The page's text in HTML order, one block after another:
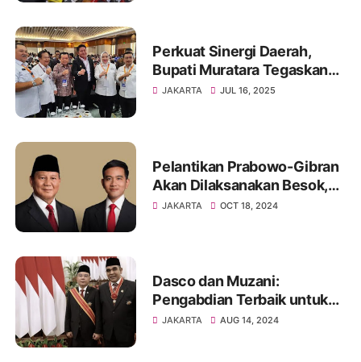
Perkuat Sinergi Daerah,
Bupati Muratara Tegaskan
Komitmen Dukung Agenda
JAKARTA JUL 16, 2025
Pelantikan Prabowo-Gibran
Akan Dilaksanakan Besok,
Berikut Susunan Kegiatan
JAKARTA OCT 18, 2024
Dasco dan Muzani:
Pengabdian Terbaik untuk
Bangsa dan Negara Harus
JAKARTA AUG 14, 2024